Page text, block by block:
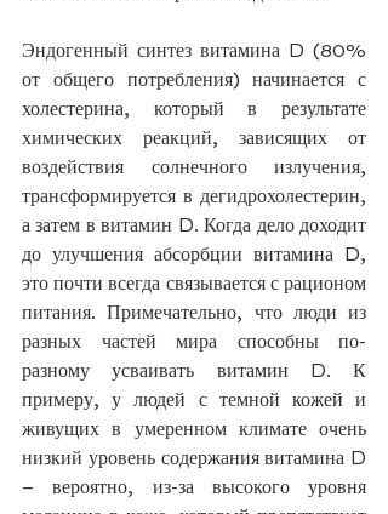
Эндогенный синтез витамина D (80%
от общего потребления) начинается с
холестерина, который в результате
химических реакций, зависящих от
воздействия солнечного излучения,
трансформируется в дегидрохолестерин,
а затем в витамин D. Когда дело доходит
до улучшения абсорбции витамина D,
это почти всегда связывается с рационом
питания. Примечательно, что люди из
разных частей мира способны по-
разному усваивать витамин D. К
примеру, у людей с темной кожей и
живущих в умеренном климате очень
низкий уровень содержания витамина D
– вероятно, из-за высокого уровня